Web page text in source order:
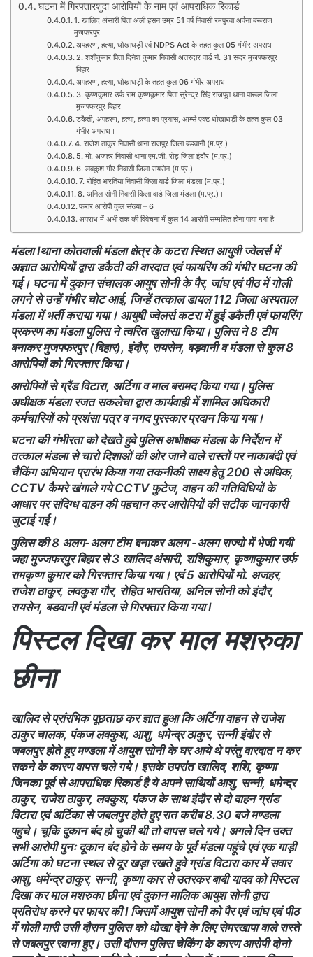
घटना में गिरफ्तारशुदा आरोपियों के नाम एवं आपराधिक रिकार्ड
1. खालिद अंसारी पिता अली हसन उम्र 51 वर्ष निवासी रमपुरवा अर्वना बरूराज
मुजफरपुर
अपहरण, हत्या, धोखाधड़ी एवं NDPS Act के तहत कुल 05 गंभीर अपराध।
2. शशीकुमार पिता दिनेश कुमार निवासी अतरदार वार्ड नं. 31 सदर मुजफ्फरपुर
बिहार
अपहरण, हत्या, धोखाधड़ी के तहत कुल 06 गंभीर अपराध।
3. कृष्णकुमार उर्फ राम कृष्णकुमार पिता सुरेन्द्र सिंह राजपूत थाना पारूल जिला
मुजफ्फरपुर बिहार
डकैती, अपहरण, हत्या, हत्या का प्रयास, आर्म्स एक्ट धोखाधड़ी के तहत कुल 03
गंभीर अपराध।
4. राजेश ठाकुर निवासी थाना राजपुर जिला बडवानी (म.प्र.)।
5. मो. अजहर निवासी थाना एम.जी. रोड़ जिला इंदौर (म.प्र.)।
6. लवकुश गौर निवासी जिला रायसेन (म.प्र.)।
7. रोहित भारतिया निवासी किला वार्ड जिला मंडला (म.प्र.)।
8. अनिल सोनी निवासी किला वार्ड जिला मंडला (म.प्र.)।
फरार आरोपी कुल संख्या – 6
अपराध में अभी तक की विवेचना में कुल 14 आरोपी सम्मलित होना पाया गया है।
मंडला lथाना कोतवाली मंडला क्षेत्र के कटरा स्थित आयुषी ज्वेलर्स में
अज्ञात आरोपियों द्वारा डकैती की वारदात एवं फायरिंग की गंभीर घटना की
गई। घटना में दुकान संचालक आयुष सोनी के पैर, जांघ एवं पीठ में गोली
लगने से उन्हें गंभीर चोट आई, जिन्हें तत्काल डायल 112 जिला अस्पताल
मंडला में भर्ती कराया गया। आयुषी ज्वेलर्स कटरा में हुई डकैती एवं फायरिंग
प्रकरण का मंडला पुलिस ने त्वरित खुलासा किया। पुलिस ने 8 टीम
बनाकर मुजफ्फरपुर (बिहार), इंदौर, रायसेन, बड़वानी व मंडला से कुल 8
आरोपियों को गिरफ्तार किया।
आरोपियों से ग्रैंड विटारा, अर्टिगा व माल बरामद किया गया। पुलिस
अधीक्षक मंडला रजत सकलेचा द्वारा कार्यवाही में शामिल अधिकारी
कर्मचारियों को प्रशंसा पत्र व नगद पुरस्कार प्रदान किया गया।
घटना की गंभीरता को देखते हुवे पुलिस अधीक्षक मंडला के निर्देशन में
तत्काल मंडला से चारो दिशाओं की ओर जाने वाले रास्तों पर नाकाबंदी एवं
चैकिंग अभियान प्रारंभ किया गया तकनीकी साक्ष्य हेतु 200 से अधिक,
CCTV कैमरे खंगाले गये CCTV फुटेज, वाहन की गतिविधियों के
आधार पर संदिग्ध वाहन की पहचान कर आरोपियों की सटीक जानकारी
जुटाई गई।
पुलिस की 8 अलग-अलग टीम बनाकर अलग -अलग राज्यो में भेजी गयी
जहा मुज्जफरपुर बिहार से 3 खालिद अंसारी, शशिकुमार, कृष्णाकुमार उर्फ
रामकृष्ण कुमार को गिरफ्तार किया गया। एवं 5 आरोपियों मो. अजहर,
राजेश ठाकुर, लवकुश गौर, रोहित भारतिया, अनिल सोनी को इंदौर,
रायसेन, बडवानी एवं मंडला से गिरफ्तार किया गया l
पिस्टल दिखा कर माल मशरुका
छीना
खालिद से प्रांरभिक पूछताछ कर ज्ञात हुआ कि अर्टिगा वाहन से राजेश
ठाकुर चालक, पंकज लवकुश, आशु, धमेन्द्र ठाकुर, सन्नी इंदौर से
जबलपुर होते हूए मण्डला में आयुश सोनी के घर आये थे परंतु वारदात न कर
सकने के कारण वापस चले गये। इसके उपरांत खालिद, शशि, कृष्णा
जिनका पूर्व से आपराधिक रिकार्ड है ये अपने साथियों आशु, सन्नी, धमेन्द्र
ठाकुर, राजेश ठाकुर, लवकुश, पंकज के साथ इंदौर से दो वाहन ग्रांड
विटारा एवं अर्टिका से जबलपुर होते हुए रात करीब 8.30 बजे मण्डला
पहुचे। चूकि दुकान बंद हो चुकी थी तो वापस चले गये। अगले दिन उक्त
सभी आरोपी पुनः दूकान बंद होने के समय के पूर्व मंडला पहूंचे एवं एक गाड़ी
अर्टिगा को घटना स्थल से दूर खड़ा रखते हुवे ग्रांड विटारा कार में सवार
आशु, धमेंन्द्र ठाकुर, सन्नी, कृष्णा कार से उतरकर बाबी यादव को पिस्टल
दिखा कर माल मशरुका छीना एवं दुकान मालिक आयुश सोनी द्वारा
प्रतिरोध करने पर फायर की l जिसमें आयुश सोनी को पैर एवं जांघ एवं पीठ
में गोली मारी उसी दौरान पुलिस को धोखा देने के लिए सेमरखापा वाले रास्ते
से जबलपुर रवाना हुए। उसी दौरान पुलिस चेकिंग के कारण आरोपी दोनो